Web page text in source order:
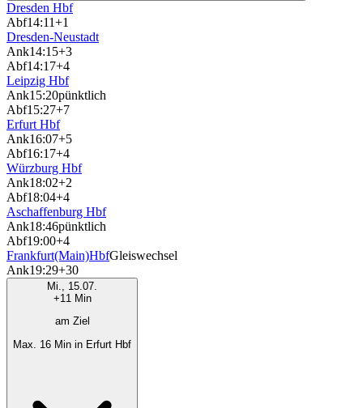
Dresden Hbf
Abf14:11+1
Dresden-Neustadt
Ank14:15+3
Abf14:17+4
Leipzig Hbf
Ank15:20pünktlich
Abf15:27+7
Erfurt Hbf
Ank16:07+5
Abf16:17+4
Würzburg Hbf
Ank18:02+2
Abf18:04+4
Aschaffenburg Hbf
Ank18:46pünktlich
Abf19:00+4
Frankfurt(Main)HbfGleiswechsel
Ank19:29+30
Mi., 15.07.
+11 Min
am Ziel
Max. 16 Min in Erfurt Hbf